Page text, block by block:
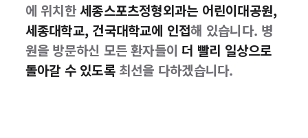
에 위치한세종스포츠정형외과는 어린이대공원,
세종대학교, 건국대학교에 인접해 있습니다. 병
원을 방문하신 모든 환자들이 더 빨리 일상으로
돌아갈 수 있도록최선을 다하겠습니다.